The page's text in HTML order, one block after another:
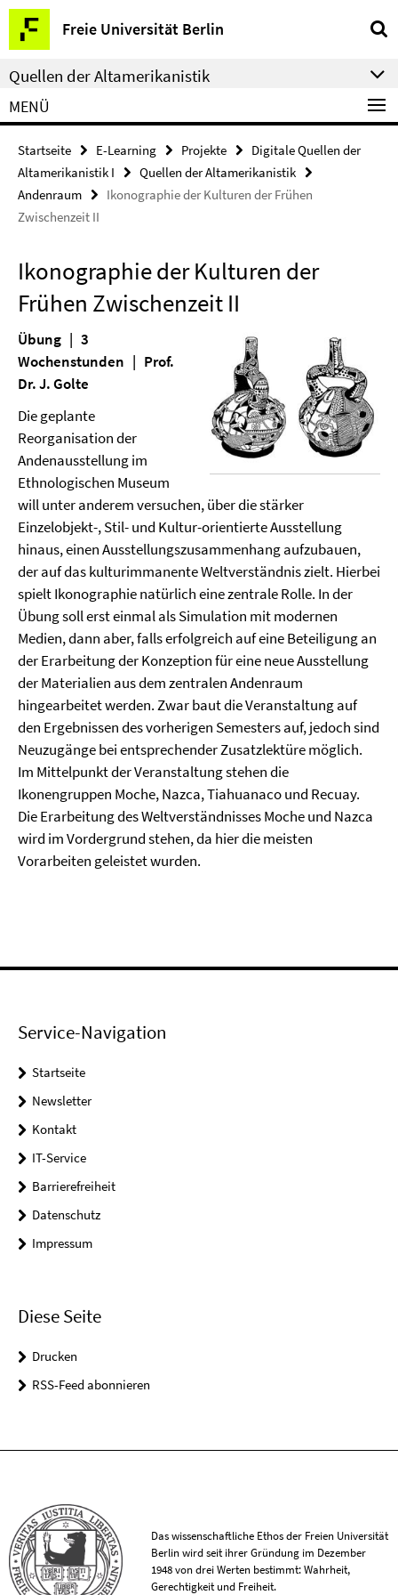
Springe
direkt
zu
Inhalt
Freie Universität Berlin
Service-
Navigation
Quellen der Altamerikanistik
MENÜ
Startseite E-Learning Projekte
Digitale Quellen der
Altamerikanistik I
Quellen der Altamerikanistik
Andenraum
Ikonographie der Kulturen der Frühen
Zwischenzeit II
Ikonographie der Kulturen der
Frühen Zwischenzeit II
Übung | 3
Wochenstunden | Prof.
Dr. J. Golte
Die geplante
Reorganisation der
Andenausstellung im
Ethnologischen Museum
will unter anderem versuchen, über die stärker
Einzelobjekt-, Stil- und Kultur-orientierte Ausstellung
hinaus, einen Ausstellungszusammenhang aufzubauen,
der auf das kulturimmanente Weltverständnis zielt. Hierbei
spielt Ikonographie natürlich eine zentrale Rolle. In der
Übung soll erst einmal als Simulation mit modernen
Medien, dann aber, falls erfolgreich auf eine Beteiligung an
der Erarbeitung der Konzeption für eine neue Ausstellung
der Materialien aus dem zentralen Andenraum
hingearbeitet werden. Zwar baut die Veranstaltung auf
den Ergebnissen des vorherigen Semesters auf, jedoch sind
Neuzugänge bei entsprechender Zusatzlektüre möglich.
Im Mittelpunkt der Veranstaltung stehen die
Ikonengruppen Moche, Nazca, Tiahuanaco und Recuay.
Die Erarbeitung des Weltverständnisses Moche und Nazca
wird im Vordergrund stehen, da hier die meisten
Vorarbeiten geleistet wurden.
Service-Navigation
Startseite
Newsletter
Kontakt
IT-Service
Barrierefreiheit
Datenschutz
Impressum
Diese Seite
Drucken
RSS-Feed abonnieren
Das wissenschaftliche Ethos der Freien Universität
Berlin wird seit ihrer Gründung im Dezember
1948 von drei Werten bestimmt: Wahrheit,
Gerechtigkeit und Freiheit.